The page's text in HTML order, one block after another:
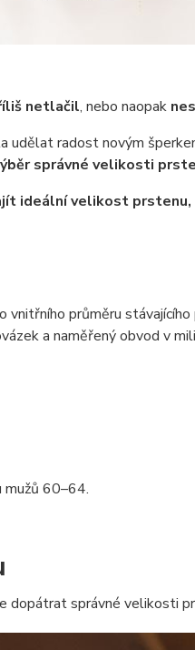
netlačil, nebo naopak
udělat radost novým
správné velikosti
ideální velikost
průměru
a naměřený obvod v
60–64.
dopátrat správné velikosti